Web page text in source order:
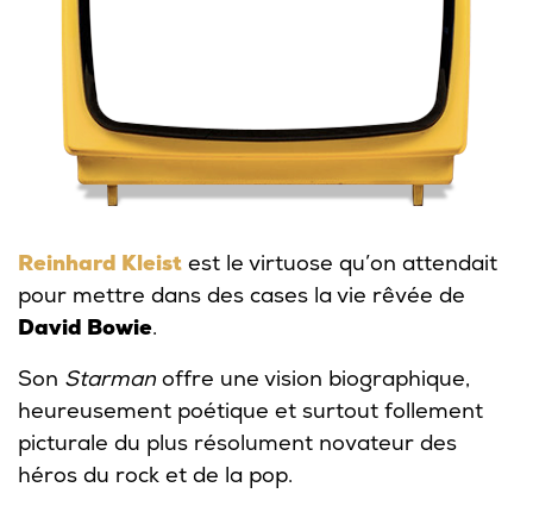
Reinhard Kleist est le virtuose qu’on attendait
pour mettre dans des cases la vie rêvée de
David Bowie.
Son Starmanoffre une vision biographique,
heureusement poétique et surtout follement
picturale du plus résolument novateur des
héros du rock et de la pop.